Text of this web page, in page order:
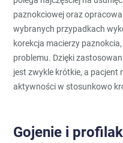
paznokciowej oraz
wybranych przypadkach
korekcja macierzy
problemu. Dzięki
jest zwykle krótkie, a pacjent
aktywności w stosunkowo
Gojenie i